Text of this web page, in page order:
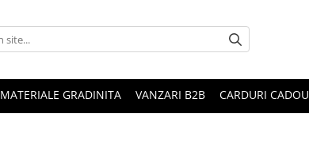
MATERIALE GRADINITA VANZARI B2B CARDURI CADOU